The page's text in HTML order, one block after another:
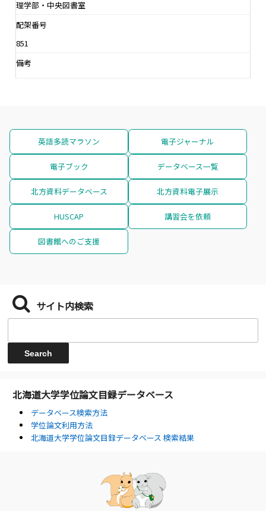
理学部・中央図書室
配架番号
851
備考
英語多読マラソン 電子ジャーナル
電子ブック データベース一覧
北方資料データベース 北方資料電子展示
HUSCAP 講習会を依頼
図書館へのご支援
サイト内検索
北海道大学学位論文目録データベース
データベース検索方法
学位論文利用方法
北海道大学学位論文目録データベース 検索結果